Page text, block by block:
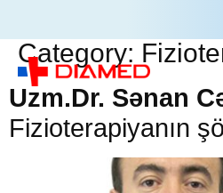
Category:
Uzm.Dr. Sənan
Fizioterapiyanın